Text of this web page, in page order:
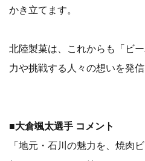
かき立てます。
北陸製菓は、これからも「ビ
力や挑戦する人々の想いを発信
■大倉颯太選手 コメント
「地元・石川の魅力を、焼肉